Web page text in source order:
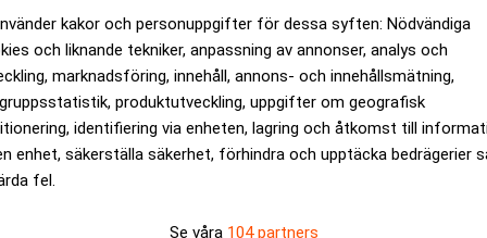
kakor och personuppgifter för dessa syften: Nödvändiga
och liknande tekniker, anpassning av annonser, analys och
marknadsföring, innehåll, annons- och innehållsmätning,
produktutveckling, uppgifter om geografisk
identifiering via enheten, lagring och åtkomst till
enhet, säkerställa säkerhet, förhindra och upptäcka bedrägerier
fel.
Se våra 104 partners
i sin New York-lägenhet värd drygt 50 miljoner kronor enligt
en lista på alla sina tillgångar till amerikanska
utanför New York, inlämnat ytterligare en stämning mot